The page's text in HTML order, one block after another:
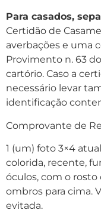
Para casados,
Certidão de
averbações e uma
Provimento n. 63
cartório. Caso a
necessário levar
identificação
Comprovante de
1 (um) foto 3×4
colorida, recente,
óculos, com o
ombros para cima.
evitada.